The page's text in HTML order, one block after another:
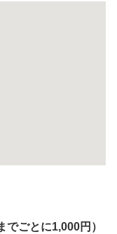
ごとに1,000円）